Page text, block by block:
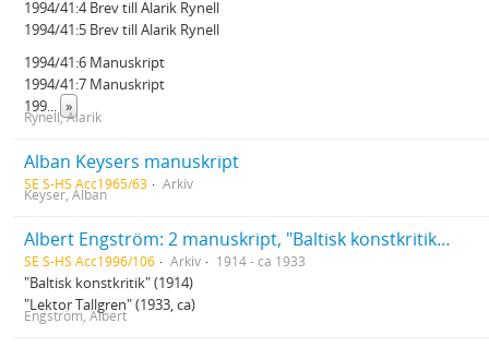
1994/41:4 Brev till Alarik Rynell
1994/41:5 Brev till Alarik Rynell
1994/41:6 Manuskript
1994/41:7 Manuskript
199... »
Rynell, Alarik
Alban Keysers manuskript
SE S-HS Acc1965/63 Arkiv
Keyser, Alban
Albert Engström: 2 manuskript, "Baltisk konstkritik" & "Lektor Tallgren"
SE S-HS Acc1996/106 Arkiv 1914 - ca 1933
"Baltisk konstkritik" (1914)
"Lektor Tallgren" (1933, ca)
Engström, Albert